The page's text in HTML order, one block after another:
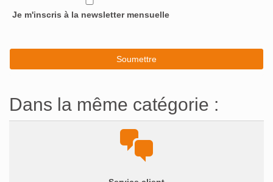
Je m'inscris à la newsletter mensuelle
Dans la même catégorie :